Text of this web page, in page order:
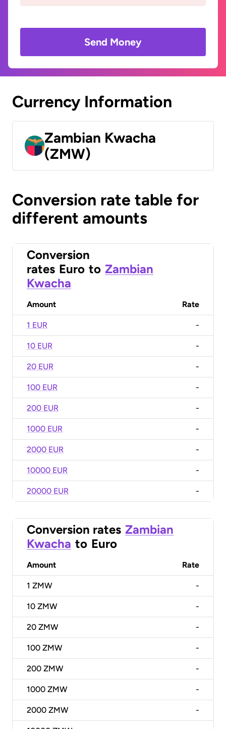
Send Money
Currency Information
Zambian Kwacha
(ZMW)
Conversion rate table for
different amounts
Conversion
rates Euro to Zambian
Kwacha
Amount Rate
1 EUR -
10 EUR -
20 EUR -
100 EUR -
200 EUR -
1000 EUR -
2000 EUR -
10000 EUR -
20000 EUR -
Conversion rates Zambian
Kwacha to Euro
Amount Rate
1 ZMW -
10 ZMW -
20 ZMW -
100 ZMW -
200 ZMW -
1000 ZMW -
2000 ZMW -